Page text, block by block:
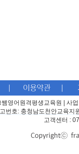
영어원격평생교육원
사
번호: 충청남도천안교육지
고객센터 :